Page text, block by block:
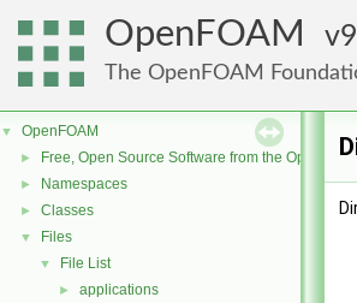
OpenFOAM 9
The OpenFOAM
▼ OpenFOAM
► Free, Open Source Software from the
► Namespaces
► Classes
▼ Files
▼ File List
► applications